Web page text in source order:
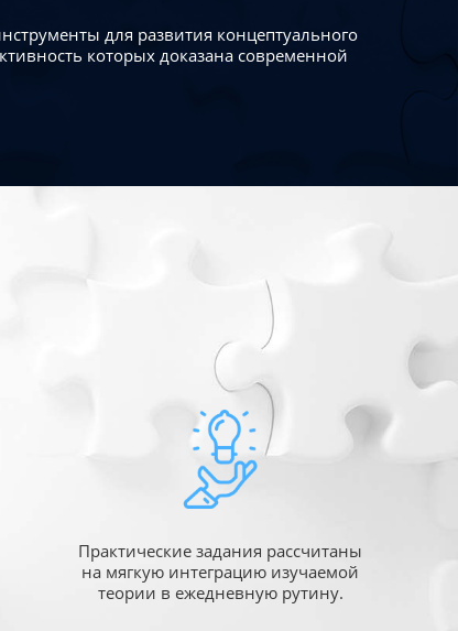
для развития концептуального
которых доказана современной
Практические задания рассчитаны
на мягкую интеграцию изучаемой
теории в ежедневную рутину.